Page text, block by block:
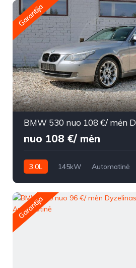
Garantija
nuo 108 €/ mėn
3.0L 145kW Automatinė
Garantija